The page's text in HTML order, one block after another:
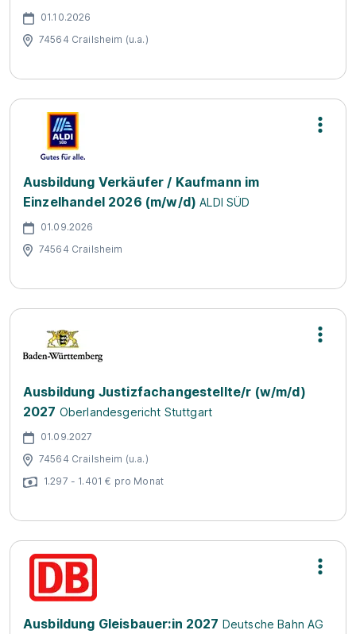
01.10.2026
74564 Crailsheim (u.a.)
Ausbildung Verkäufer / Kaufmann im
Einzelhandel 2026 (m/w/d) ALDI SÜD
01.09.2026
74564 Crailsheim
Ausbildung Justizfachangestellte/r (w/m/d)
2027 Oberlandesgericht Stuttgart
01.09.2027
74564 Crailsheim (u.a.)
1.297 - 1.401 € pro Monat
Ausbildung Gleisbauer:in 2027 Deutsche Bahn AG